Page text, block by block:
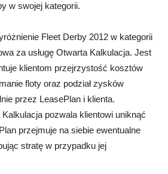
w swojej kategorii.
Fleet Derby 2012 w kategorii
za usługę Otwarta Kalkulacja. Jest
klientom przejrzystość kosztów
floty oraz podział zysków
przez LeasePlan i klienta.
pozwala klientowi uniknąć
przejmuje na siebie ewentualne
stratę w przypadku jej